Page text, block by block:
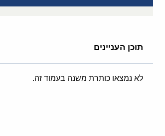
תוכן העניינים
לא נמצאו כותרת משנה בעמוד זה.